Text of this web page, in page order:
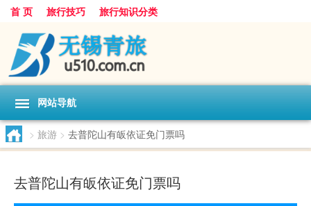
首 页 旅行技巧 旅行知识分类
网站导航
> 旅游 > 去普陀山有皈依证免门票吗
去普陀山有皈依证免门票吗